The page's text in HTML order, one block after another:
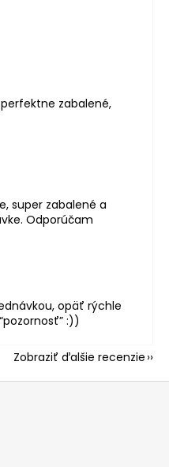
je 5 z 5 hviezdičiek.
zabalené,
je 5 z 5 hviezdičiek.
super zabalené a
Odporúčam
je 5 z 5 hviezdičiek.
opäť rýchle
:))
Zobraziť ďalšie recenzie